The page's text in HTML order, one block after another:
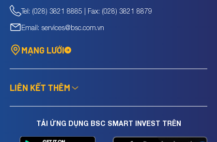
Tel: (028) 3821 8885 | Fax: (028) 3821 8879
Email: services@bsc.com.vn
MẠNG LƯỚI
LIÊN KẾT THÊM
TẢI ỨNG DỤNG BSC SMART INVEST TRÊN